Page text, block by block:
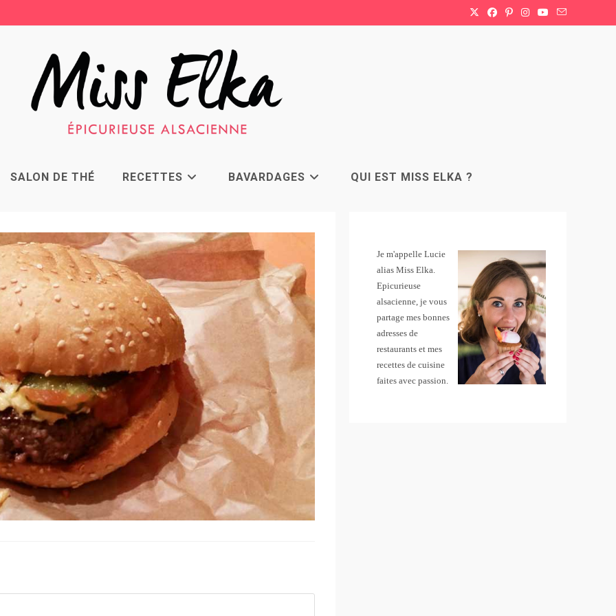
SALON DE THÉ RECETTES BAVARDAGES QUI EST MISS ELKA ?
Je m'appelle Lucie
alias Miss Elka.
Epicurieuse
alsacienne, je vous
partage mes bonnes
adresses de
restaurants et mes
recettes de cuisine
faites avec passion.